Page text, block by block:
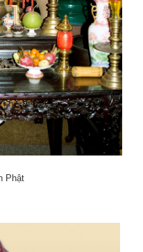
Phật